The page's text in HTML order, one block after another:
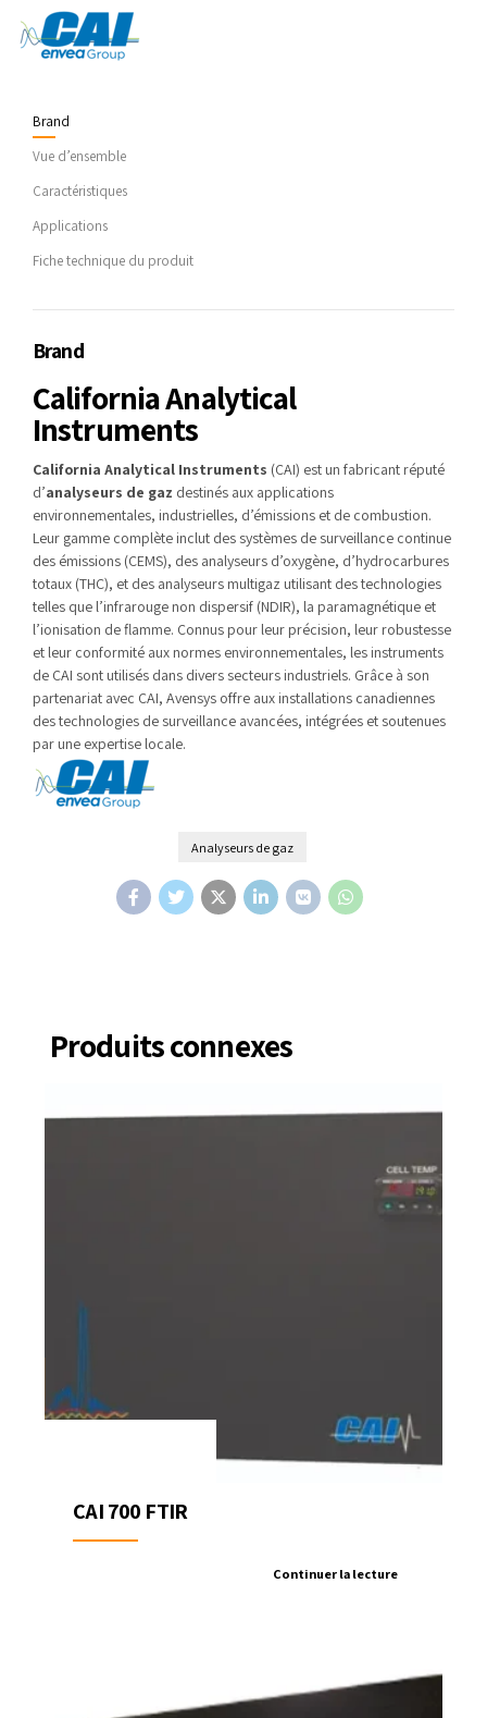
Brand
Vue d’ensemble
Caractéristiques
Applications
Fiche technique du produit
Brand
California Analytical
Instruments
California Analytical Instruments (CAI) est un fabricant réputé
d’analyseurs de gaz destinés aux applications
environnementales, industrielles, d’émissions et de combustion.
Leur gamme complète inclut des systèmes de surveillance continue
des émissions (CEMS), des analyseurs d’oxygène, d’hydrocarbures
totaux (THC), et des analyseurs multigaz utilisant des technologies
telles que l’infrarouge non dispersif (NDIR), la paramagnétique et
l’ionisation de flamme. Connus pour leur précision, leur robustesse
et leur conformité aux normes environnementales, les instruments
de CAI sont utilisés dans divers secteurs industriels. Grâce à son
partenariat avec CAI, Avensys offre aux installations canadiennes
des technologies de surveillance avancées, intégrées et soutenues
par une expertise locale.
Analyseurs de gaz
Produits connexes
CAI 700 FTIR
Continuer la lecture